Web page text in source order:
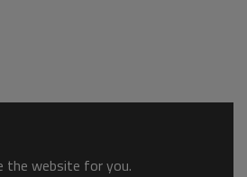
the website for you.